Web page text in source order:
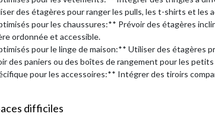
des étagères pour ranger les pulls, les t-shirts et les
pour les chaussures:** Prévoir des étagères
ordonnée et accessible.
pour le linge de maison:** Utiliser des étagères
des paniers ou des boîtes de rangement pour les
pour les accessoires:** Intégrer des tiroirs
difficiles